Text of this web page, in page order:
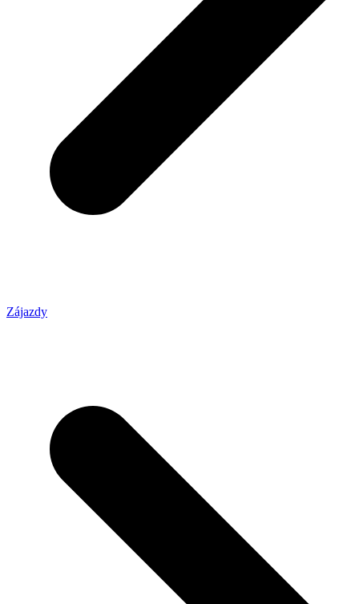
Zájazdy